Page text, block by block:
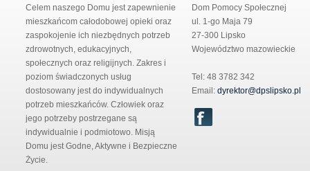
Celem naszego Domu jest zapewnienie
mieszkańcom całodobowej opieki oraz
zaspokojenie ich niezbędnych potrzeb
zdrowotnych, edukacyjnych,
społecznych oraz religijnych. Zakres i
poziom świadczonych usług
dostosowany jest do indywidualnych
potrzeb mieszkańców. Człowiek oraz
jego potrzeby postrzegane są
indywidualnie i podmiotowo. Misją
Domu jest Godne, Aktywne i Bezpieczne
Życie.
Dom Pomocy Społecznej
ul. 1-go Maja 79
27-300 Lipsko
Województwo mazowieckie
Tel: 48 3782 342
Email: dyrektor@dpslipsko.pl